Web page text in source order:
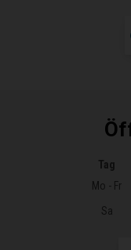
Öffnungszeiten
Tag
Mo - Fr
Sa